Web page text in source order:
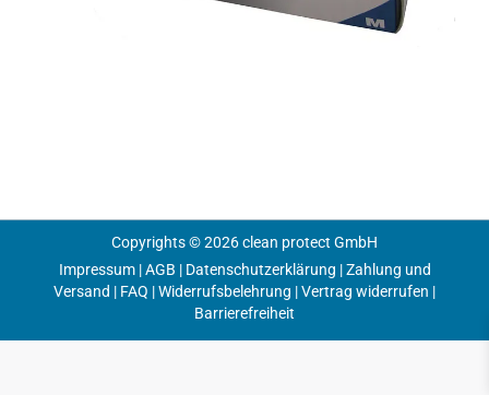
Copyrights © 2026 clean protect GmbH
Impressum|AGB | Datenschutzerklärung |Zahlung und
Versand | FAQ |Widerrufsbelehrung |Vertrag widerrufen |
Barrierefreiheit